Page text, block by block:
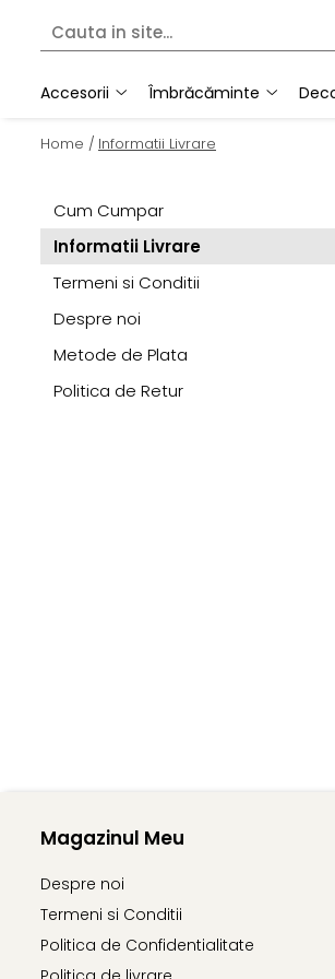
Căciuli
Fulare
Veste
Perne
Fir tubular din bumbac
Fire subțiri din merinos
Accesorii Îmbrăcăminte
Home / Informatii Livrare
Cum Cumpar
Informatii Livrare
Termeni si Conditii
Despre noi
Metode de Plata
Politica de Retur
Magazinul Meu
Despre noi
Termeni si Conditii
Politica de Confidentialitate